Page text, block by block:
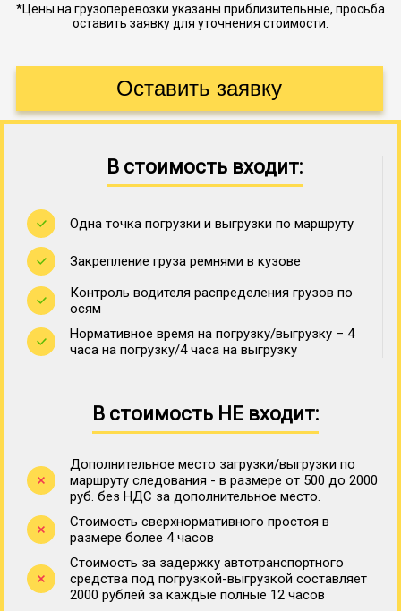
*Цены на грузоперевозки указаны приблизительные, просьба
оставить заявку для уточнения стоимости.
В стоимость входит:
Одна точка погрузки и выгрузки по маршруту
Закрепление груза ремнями в кузове
Контроль водителя распределения грузов по
осям
Нормативное время на погрузку/выгрузку – 4
часа на погрузку/4 часа на выгрузку
В стоимость НЕ входит:
Дополнительное место загрузки/выгрузки по
маршруту следования - в размере от 500 до 2000
руб. без НДС за дополнительное место.
Стоимость сверхнормативного простоя в
размере более 4 часов
Стоимость за задержку автотранспортного
средства под погрузкой-выгрузкой составляет
2000 рублей за каждые полные 12 часов